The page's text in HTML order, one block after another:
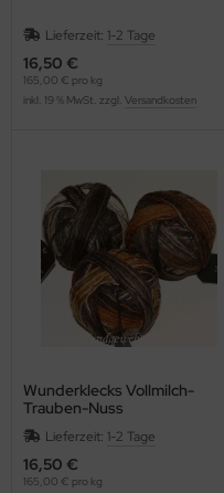
Lieferzeit: 1-2 Tage
16,50 €
165,00 € pro kg
inkl. 19 % MwSt. zzgl. Versandkosten
Wunderklecks Vollmilch-
Trauben-Nuss
Lieferzeit: 1-2 Tage
16,50 €
165,00 € pro kg